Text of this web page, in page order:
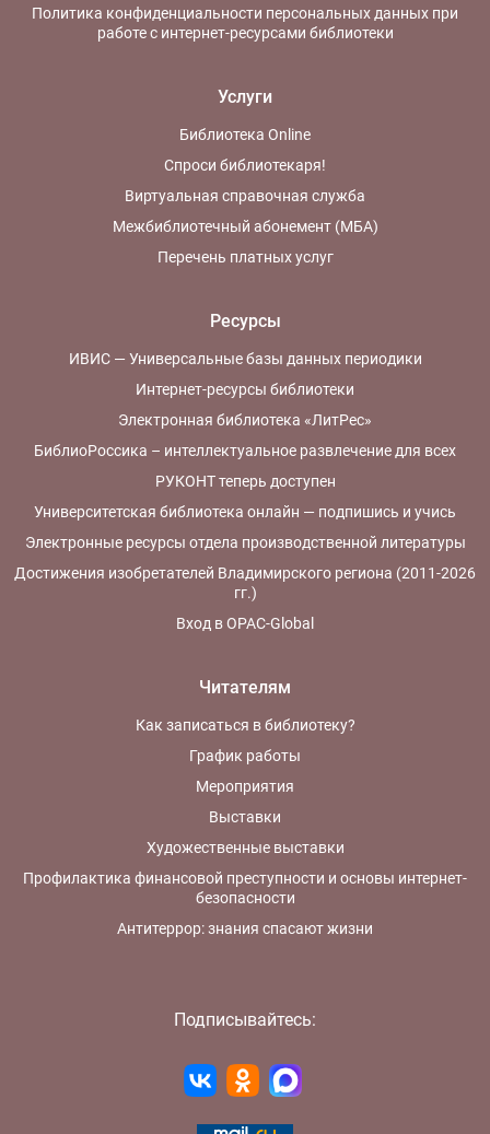
Политика конфиденциальности персональных данных при
работе с интернет-ресурсами библиотеки
Услуги
Библиотека Online
Спроси библиотекаря!
Виртуальная справочная служба
Межбиблиотечный абонемент (МБА)
Перечень платных услуг
Ресурсы
ИВИС — Универсальные базы данных периодики
Интернет-ресурсы библиотеки
Электронная библиотека «ЛитРес»
БиблиоРоссика – интеллектуальное развлечение для всех
РУКОНТ теперь доступен
Университетская библиотека онлайн — подпишись и учись
Электронные ресурсы отдела производственной литературы
Достижения изобретателей Владимирского региона (2011-2026
гг.)
Вход в OPAC-Global
Читателям
Как записаться в библиотеку?
График работы
Мероприятия
Выставки
Художественные выставки
Профилактика финансовой преступности и основы интернет-
безопасности
Антитеррор: знания спасают жизни
Подписывайтесь: